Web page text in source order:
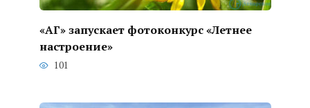
«АГ» запускает фотоконкурс «Летнее
настроение»
101